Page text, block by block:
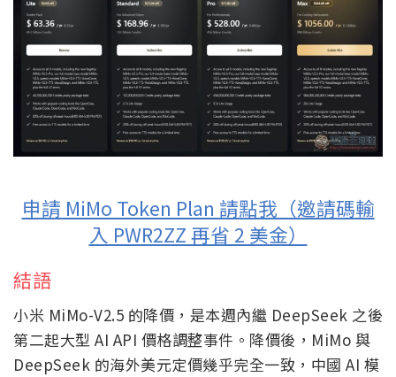
申請 MiMo Token Plan 請點我（邀請碼輸
入 PWR2ZZ 再省 2 美金）
結語
小米 MiMo-V2.5 的降價，是本週內繼 DeepSeek 之後
第二起大型 AI API 價格調整事件。降價後，MiMo 與
DeepSeek 的海外美元定價幾乎完全一致，中國 AI 模